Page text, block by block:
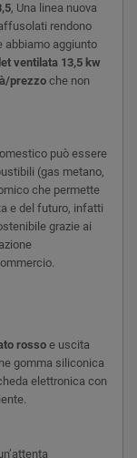
, Una linea nuova
rendono
abbiamo aggiunto
ventilata 13,5 kw
prezzoche non
può essere
(gas metano,
che permette
e del futuro, infatti
grazie ai
rosso e uscita
gomma siliconica
elettronica con